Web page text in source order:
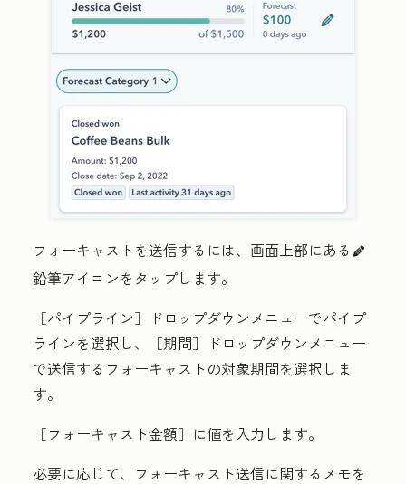
フォーキャストを送信するには、画面上部にある edit
鉛筆アイコンをタップします。
［パイプライン］
ドロップダウンメニューでパイプ
ラインを選択し、［期間］
ドロップダウンメニュー
で送信するフォーキャストの対象期間を選択しま
す。
［フォーキャスト金額］ に値を入力します。
必要に応じて、フォーキャスト送信に関する メモを